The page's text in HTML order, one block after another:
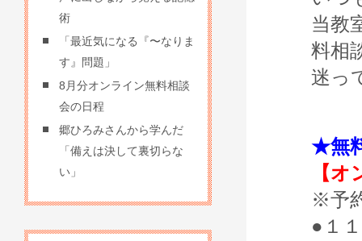
当教
料相
迷っ
★無
【オ
※予
●１
術
「最近気になる『〜なりま
す』問題」
8月分オンライン無料相談
会の日程
郷ひろみさんから学んだ
「備えは決して裏切らな
い」